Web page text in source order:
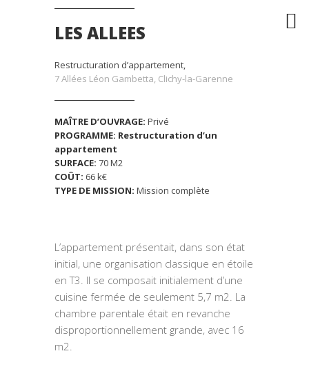
LES ALLEES
Restructuration d’appartement,
7 Allées Léon Gambetta, Clichy-la-Garenne
MAÎTRE D’OUVRAGE: Privé
PROGRAMME: Restructuration d’un
appartement
SURFACE: 70 M2
COÛT: 66 k€
TYPE DE MISSION: Mission complète
L’appartement présentait, dans son état
initial, une organisation classique en étoile
en T3. Il se composait initialement d’une
cuisine fermée de seulement 5,7 m2. La
chambre parentale était en revanche
disproportionnellement grande, avec 16
m2.